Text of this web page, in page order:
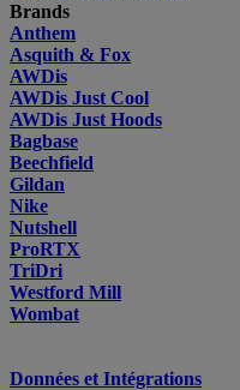
Brands
Anthem
Asquith & Fox
AWDis
AWDis Just Cool
AWDis Just Hoods
Bagbase
Beechfield
Gildan
Nike
Nutshell
ProRTX
TriDri
Westford Mill
Wombat
Données et Intégrations